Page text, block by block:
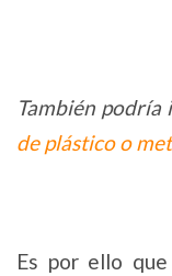
También
de plástico o
Es por ello